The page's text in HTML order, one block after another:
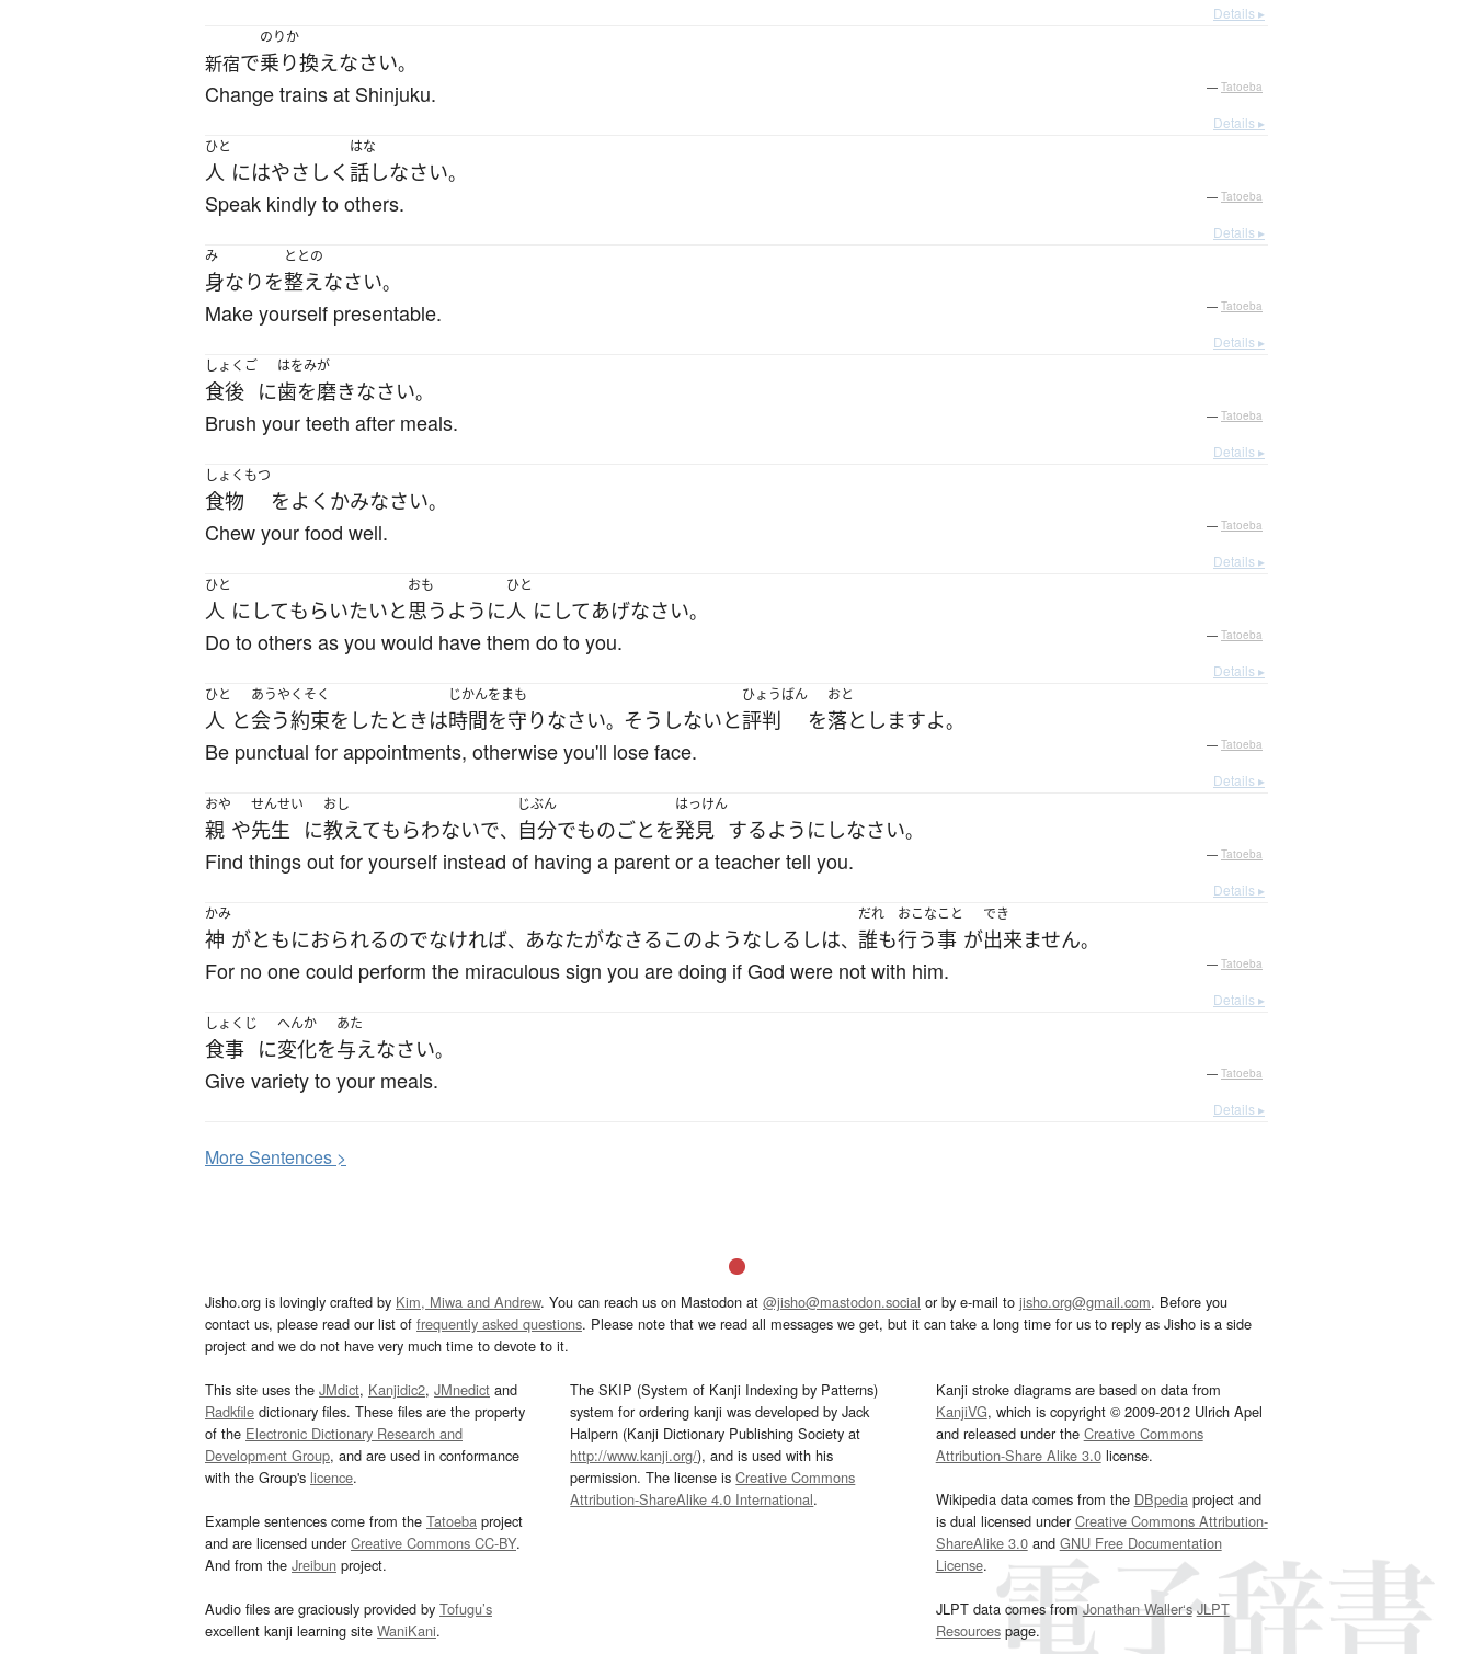
Details ▸
新宿で
のりか
乗り換えなさい。
Change trains at Shinjuku. — Tatoeba
Details ▸
ひと
人 にはやさしく
はな
話しなさい。
Speak kindly to others. — Tatoeba
Details ▸
み
身なり を
ととの
整えなさい。
Make yourself presentable. — Tatoeba
Details ▸
しょくご
食後 に
はをみが
歯を磨きなさい。
Brush your teeth after meals. — Tatoeba
Details ▸
しょくもつ
食物 をよく かみなさい。
Chew your food well. — Tatoeba
Details ▸
ひと
人 に してもらいたいと
おも
思うように
ひと
人 に してあげなさい。
Do to others as you would have them do to you. — Tatoeba
Details ▸
ひと
人 と
あうやくそく
会う約束を したときは
じかんをまも
時間を守りなさい。 そうしないと
ひょうばん
評判 を
おと
落としますよ。
Be punctual for appointments, otherwise you'll lose face. — Tatoeba
Details ▸
おや
親 や
せんせい
先生 に
おし
教えてもらわないで、
じぶん
自分でものごとを
はっけん
発見 するようにしなさい。
Find things out for yourself instead of having a parent or a teacher tell you. — Tatoeba
Details ▸
かみ
神 がともにおられるのでなければ、 あなたがなさる このような しるしは、
だれ
誰も
おこな
行う
こと
事 が
でき
出来ません。
For no one could perform the miraculous sign you are doing if God were not with him. — Tatoeba
Details ▸
しょくじ
食事 に
へんか
変化を
あた
与えなさい。
Give variety to your meals. — Tatoeba
Details ▸
MoreSentences >
Jisho.org is lovingly crafted by Kim, Miwa and Andrew. You can reach us on Mastodon at @jisho@mastodon.social or by e-mail to jisho.org@gmail.com. Before you
contact us, please read our list of frequently asked questions. Please note that we read all messages we get, but it can take a long time for us to reply as Jisho is a side
project and we do not have very much time to devote to it.
This site uses the JMdict, Kanjidic2, JMnedict and
Radkfile dictionary files. These files are the property
of the Electronic Dictionary Research and
Development Group, and are used in conformance
with the Group's licence.
Example sentences come from the Tatoeba project
and are licensed underCreative Commons CC-BY.
And from the Jreibun project.
Audio files are graciously provided by Tofugu’s
excellent kanji learning site WaniKani.
The SKIP (System of Kanji Indexing by Patterns)
system for ordering kanji was developed by Jack
Halpern (Kanji Dictionary Publishing Society at
http://www.kanji.org/), and is used with his
permission. The license isCreative Commons
Attribution-ShareAlike 4.0 International.
Kanji stroke diagrams are based on data from
KanjiVG, which is copyright © 2009-2012 Ulrich Apel
and released under the Creative Commons
Attribution-Share Alike 3.0license.
Wikipedia data comes from the DBpediaproject and
is dual licensed underCreative Commons Attribution-
ShareAlike 3.0and GNU Free Documentation
License.
JLPT data comes fromJonathan Waller‘s JLPT
Resourcespage.